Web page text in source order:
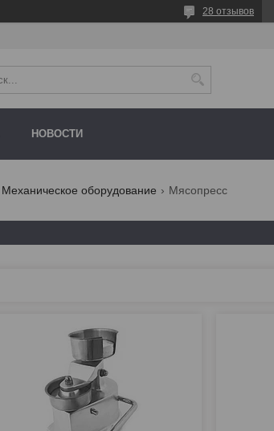
28 отзывов
НОВОСТИ
Механическое оборудование Мясопресс